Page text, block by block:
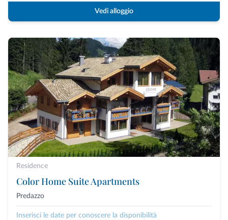
Vedi alloggio
Residence
Color Home Suite Apartments
Predazzo
Inserisci le date per conoscere la disponibilità